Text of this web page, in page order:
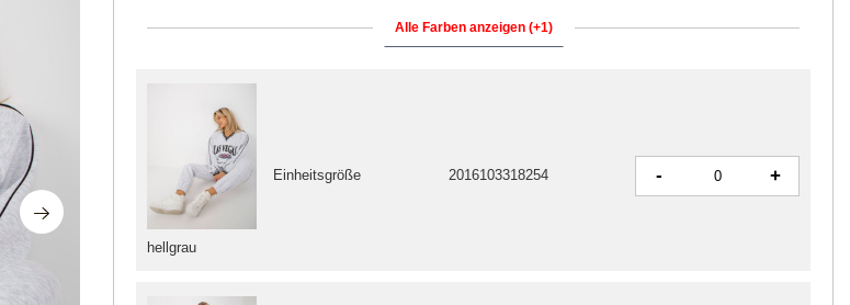
Alle Farben anzeigen (+1)
hellgrau
Einheitsgröße 2016103318254 - +